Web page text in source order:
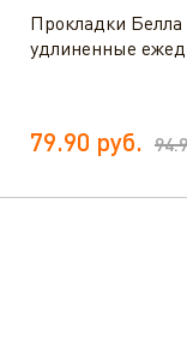
Прокладки
удлиненные
79.90 руб.